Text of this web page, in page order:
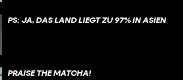
PS: JA, DAS LAND LIEGT ZU 97% IN ASIEN
PRAISE THE MATCHA!